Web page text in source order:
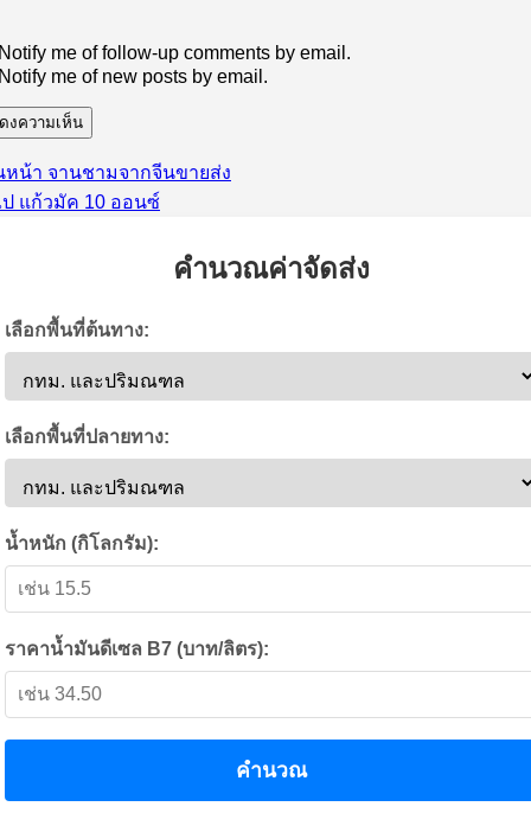
me of follow-up comments by email.
me of new posts by email.
แนว
หน้า เรื่อง
ก่อน
จานชามจากจีนขายส่ง
เรื่อง
แก้วมัค 10 ออนซ์
คำนวณค่าจัดส่ง
เลือกพื้นที่ต้นทาง:
เลือกพื้นที่ปลายทาง:
น้ำหนัก (กิโลกรัม):
ราคาน้ำมันดีเซล B7 (บาท/ลิตร):
คำนวณ